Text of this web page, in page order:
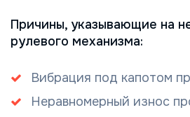
Причины, указывающие на
рулевого механизма:
Вибрация под капотом
Неравномерный износ